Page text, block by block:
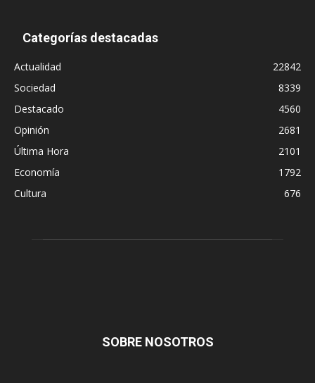
Categorías destacadas
Actualidad
22842
Sociedad
8339
Destacado
4560
Opinión
2681
Última Hora
2101
Economía
1792
Cultura
676
SOBRE NOSOTROS